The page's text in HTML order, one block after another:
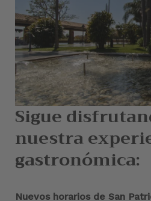
Sigue
nuestra
gastronómica:
Nuevos horarios de San